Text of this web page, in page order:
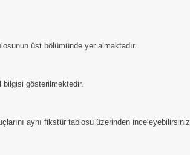
üst bölümünde yer almaktadır.
bilgisi gösterilmektedir.
aynı fikstür tablosu üzerinden inceleyebilirsiniz.